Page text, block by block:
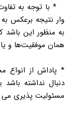
* با توجه به
وار نتیجه برعکس
به منظور این
همان موفقیت‌ها و
* پاداش از انواع
دنبال نداشته
مسئولیت پذیری می